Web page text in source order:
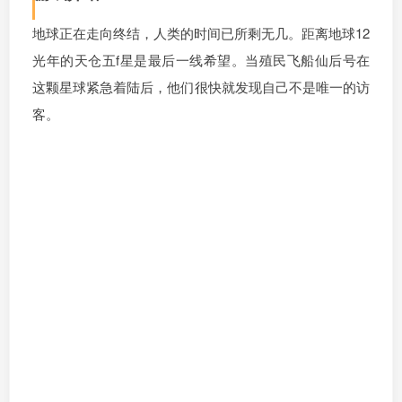
地球正在走向终结，人类的时间已所剩无几。距离地球12
光年的天仓五f星是最后一线希望。当殖民飞船仙后号在
这颗星球紧急着陆后，他们很快就发现自己不是唯一的访
客。